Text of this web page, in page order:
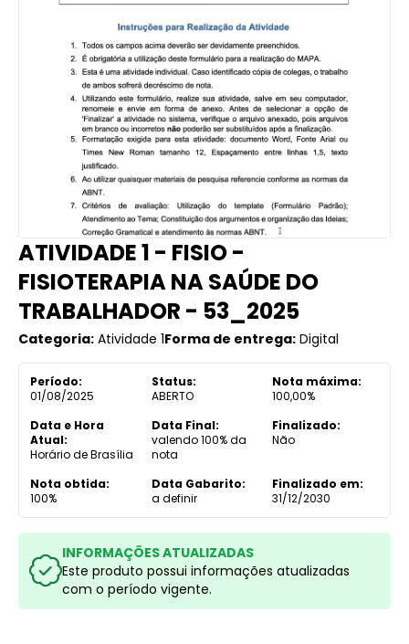
ATIVIDADE 1 - FISIO -
FISIOTERAPIA NA SAÚDE DO
TRABALHADOR - 53_2025
Categoria: Atividade 1Forma de entrega: Digital
Período:
01/08/2025
Status:
ABERTO
Nota máxima:
100,00%
Data e Hora
Atual:
Horário de Brasília
Data Final:
valendo 100% da
nota
Finalizado:
Não
Nota obtida:
100%
Data Gabarito:
a definir
Finalizado em:
31/12/2030
INFORMAÇÕES ATUALIZADAS
Este produto possui informações atualizadas
com o período vigente.